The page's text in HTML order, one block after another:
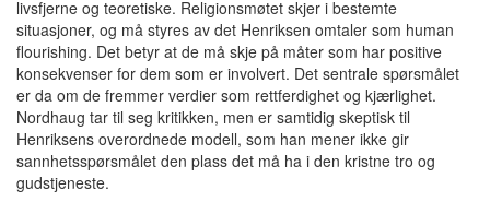
livsfjerne og teoretiske. Religionsmøtet skjer i bestemte
situasjoner, og må styres av det Henriksen omtaler som human
flourishing. Det betyr at de må skje på måter som har positive
konsekvenser for dem som er involvert. Det sentrale spørsmålet
er da om de fremmer verdier som rettferdighet og kjærlighet.
Nordhaug tar til seg kritikken, men er samtidig skeptisk til
Henriksens overordnede modell, som han mener ikke gir
sannhetsspørsmålet den plass det må ha i den kristne tro og
gudstjeneste.